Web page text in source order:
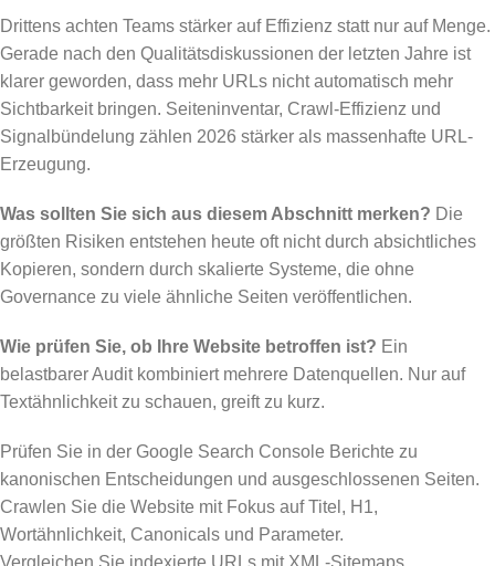
Drittens achten Teams stärker auf Effizienz statt nur auf Menge.
Gerade nach den Qualitätsdiskussionen der letzten Jahre ist
klarer geworden, dass mehr URLs nicht automatisch mehr
Sichtbarkeit bringen. Seiteninventar, Crawl-Effizienz und
Signalbündelung zählen 2026 stärker als massenhafte URL-
Erzeugung.
Was sollten Sie sich aus diesem Abschnitt merken? Die
größten Risiken entstehen heute oft nicht durch absichtliches
Kopieren, sondern durch skalierte Systeme, die ohne
Governance zu viele ähnliche Seiten veröffentlichen.
Wie prüfen Sie, ob Ihre Website betroffen ist? Ein
belastbarer Audit kombiniert mehrere Datenquellen. Nur auf
Textähnlichkeit zu schauen, greift zu kurz.
Prüfen Sie in der Google Search Console Berichte zu
kanonischen Entscheidungen und ausgeschlossenen Seiten.
Crawlen Sie die Website mit Fokus auf Titel, H1,
Wortähnlichkeit, Canonicals und Parameter.
Vergleichen Sie indexierte URLs mit XML-Sitemaps.